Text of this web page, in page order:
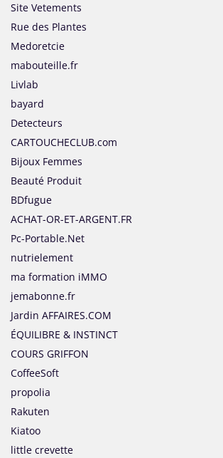
Site Vetements
Rue des Plantes
Medoretcie
mabouteille.fr
Livlab
bayard
Detecteurs
CARTOUCHECLUB.com
Bijoux Femmes
Beauté Produit
BDfugue
ACHAT-OR-ET-ARGENT.FR
Pc-Portable.Net
nutrielement
ma formation iMMO
jemabonne.fr
Jardin AFFAIRES.COM
ÉQUILIBRE & INSTINCT
COURS GRIFFON
CoffeeSoft
propolia
Rakuten
Kiatoo
little crevette